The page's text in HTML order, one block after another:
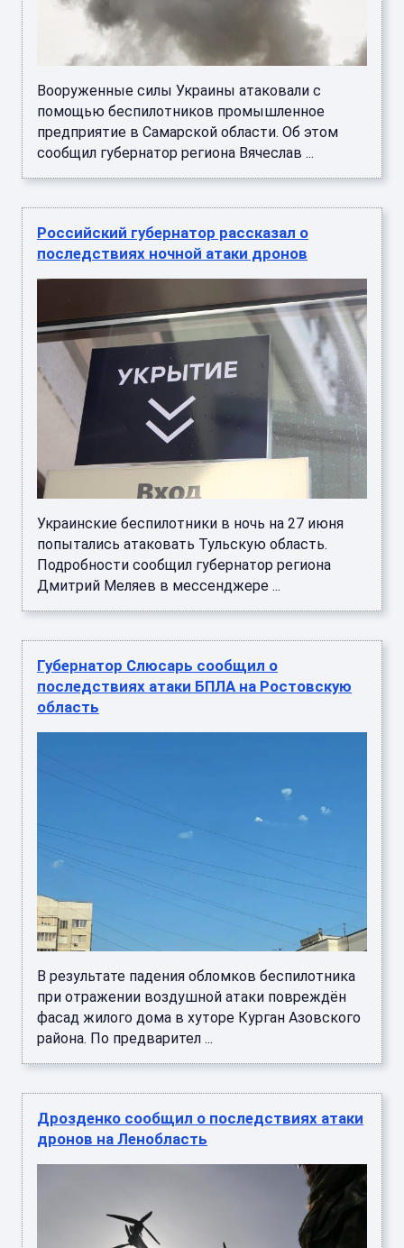
Вооруженные силы Украины атаковали с
помощью беспилотников промышленное
предприятие в Самарской области. Об этом
сообщил губернатор региона Вячеслав ...
Российский губернатор рассказал о
последствиях ночной атаки дронов
Украинские беспилотники в ночь на 27 июня
попытались атаковать Тульскую область.
Подробности сообщил губернатор региона
Дмитрий Меляев в мессенджере ...
Губернатор Слюсарь сообщил о
последствиях атаки БПЛА на Ростовскую
область
В результате падения обломков беспилотника
при отражении воздушной атаки повреждён
фасад жилого дома в хуторе Курган Азовского
района. По предварител ...
Дрозденко сообщил о последствиях атаки
дронов на Ленобласть